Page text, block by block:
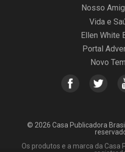
Nosso
Vida e
Ellen White
Portal
Novo
© 2026 Casa Publicadora
Os produtos e a marca da Casa